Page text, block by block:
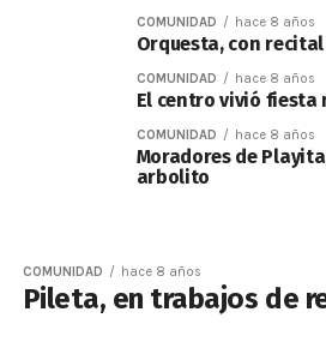
COMUNIDAD hace 8 años
Orquesta, con
COMUNIDAD hace 8 años
El centro vivió fiesta
COMUNIDAD hace 8 años
Moradores de
arbolito
COMUNIDAD hace 8 años
Pileta, en trabajos de